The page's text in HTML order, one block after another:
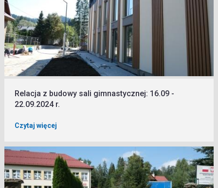
Relacja z budowy sali gimnastycznej: 16.09 -
22.09.2024 r.
Czytaj więcej